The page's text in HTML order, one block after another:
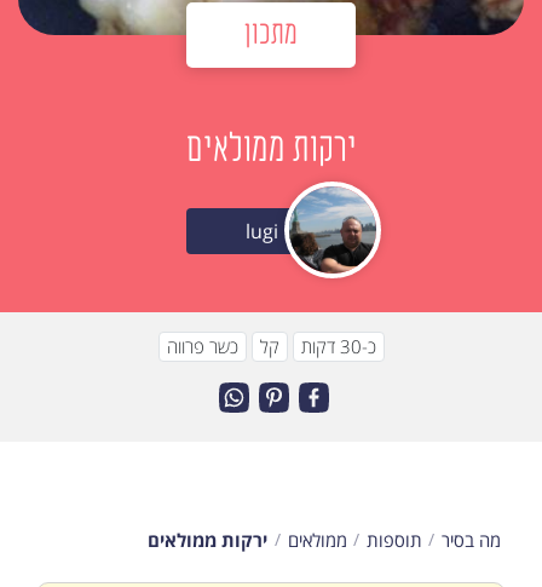
מתכון
ירקות ממולאים
lugi
כ-30 דקות קל כשר פרווה
מה בסיר תוספות ממולאים ירקות ממולאים